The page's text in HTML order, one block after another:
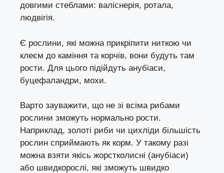
довгими стеблами: валіснерія, ротала,
людвігія.
Є рослини, які можна прикріпити ниткою чи
клеєм до каміння та корчів, вони будуть там
рости. Для цього підійдуть анубіаси,
буцефаландри, мохи.
Варто зауважити, що не зі всіма рибами
рослини зможуть нормально рости.
Наприклад, золоті риби чи цихліди більшість
рослин сприймають як корм. У такому разі
можна взяти якісь жорстколисні (анубіаси)
або швидкорослі, які зможуть швидко